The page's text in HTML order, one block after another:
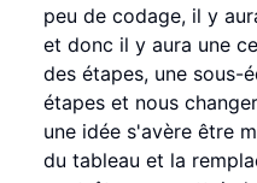
peu de codage, il y
et donc il y aura une
des étapes, une sous-
étapes et nous
une idée s'avère être
du tableau et la